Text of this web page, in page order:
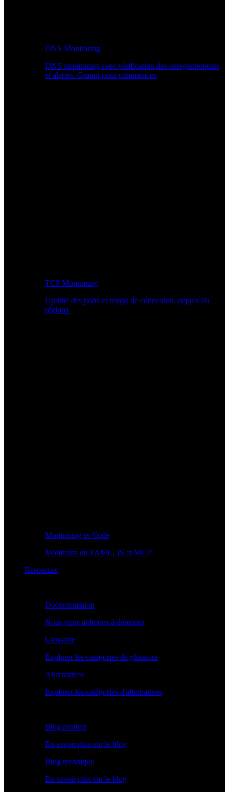
DNS Monitoring
DNS monitoring avec vérification des enregistrements
et alertes. Gratuit pour commencer.
TCP Monitoring
Uptime des ports et temps de connexion, depuis 26
régions.
Monitoring as Code
Moniteurs en YAML, JS et MCP
Resources
Documentation
Nous vous aiderons à démarrer
Glossaire
Explorer les catégories de glossaire
Alternatives
Explorer les catégories d'alternatives
Blog produit
En savoir plus sur le blog
Blog technique
En savoir plus sur le blog